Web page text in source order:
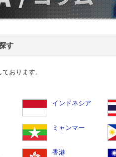
す
おります。
インドネシア
ミャンマー
香港